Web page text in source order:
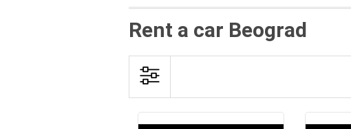
Rent a car Beograd